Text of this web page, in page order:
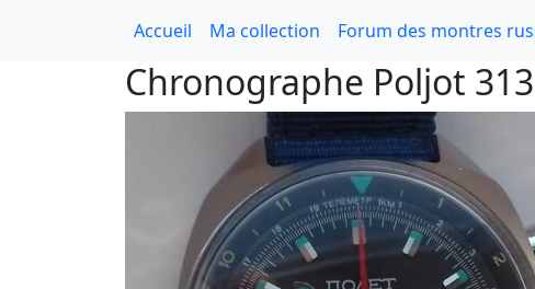
Accueil Ma collection Forum des montres
Chronographe Poljot